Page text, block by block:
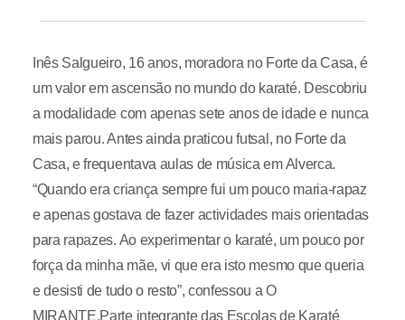
Inês Salgueiro, 16 anos, moradora no Forte da Casa, é
um valor em ascensão no mundo do karaté. Descobriu
a modalidade com apenas sete anos de idade e nunca
mais parou. Antes ainda praticou futsal, no Forte da
Casa, e frequentava aulas de música em Alverca.
“Quando era criança sempre fui um pouco maria-rapaz
e apenas gostava de fazer actividades mais orientadas
para rapazes. Ao experimentar o karaté, um pouco por
força da minha mãe, vi que era isto mesmo que queria
e desisti de tudo o resto”, confessou a O
MIRANTE.Parte integrante das Escolas de Karaté